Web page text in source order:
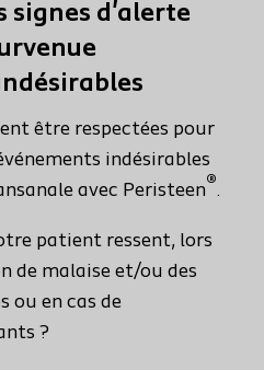
signes d'alerte
être respectées pour
indésirables
avec Peristeen®.
patient ressent, lors
de malaise et/ou des
ou en cas de
?